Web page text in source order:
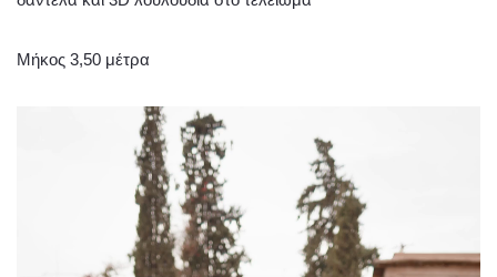
Μήκος 3,50 μέτρα